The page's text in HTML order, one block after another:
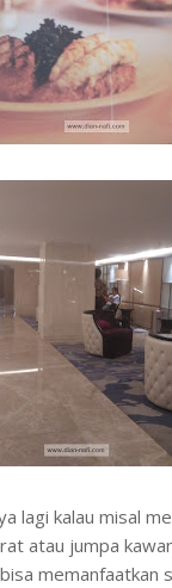
lagi kalau misal
atau jumpa
memanfaatkan